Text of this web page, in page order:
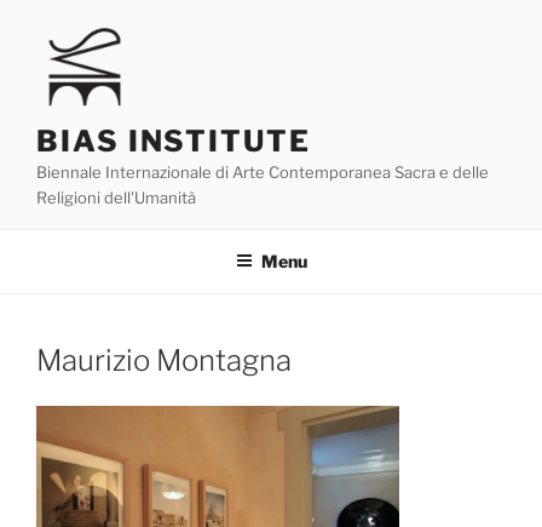
content
BIAS INSTITUTE
Biennale Internazionale di Arte Contemporanea Sacra e delle
Religioni dell'Umanità
Menu
Maurizio Montagna